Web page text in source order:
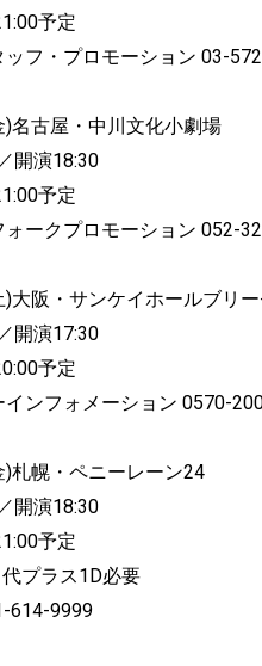
予定
ッフ・プロモーション 03-
古屋・中川文化小劇場
開演18:30
予定
ォークプロモーション 052-
阪・サンケイホールブリ
開演17:30
予定
インフォメーション 0570-
幌・ペニーレーン24
開演18:30
予定
プラス1D必要
614-9999